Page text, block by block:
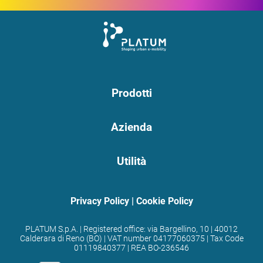
Prodotti
Azienda
Utilità
Privacy Policy| Cookie Policy
PLATUM S.p.A. | Registered office: via Bargellino, 10 | 40012
Calderara di Reno (BO) | VAT number 04177060375 | Tax Code
01119840377 | REA BO-236546